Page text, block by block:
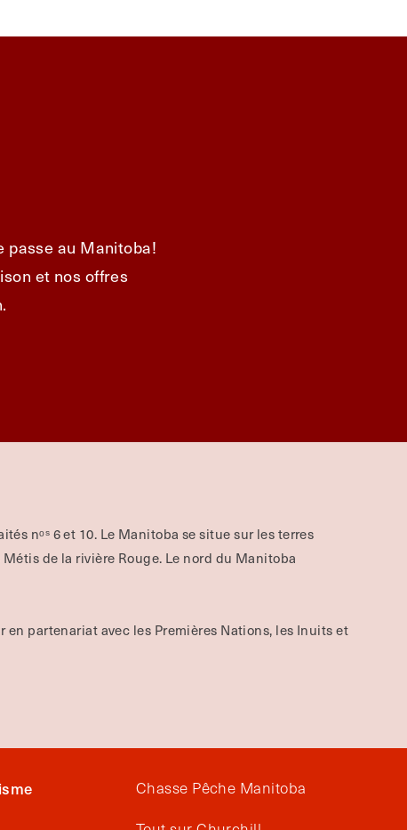
passe au Manitoba!
et nos offres
nᵒˢ 6 et 10. Le Manitoba se situe sur les terres
de la rivière Rouge. Le nord du Manitoba
partenariat avec les Premières Nations, les Inuits et
Chasse Pêche Manitoba